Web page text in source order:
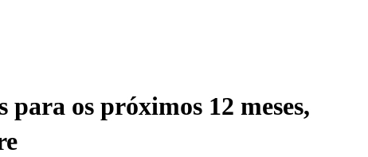
os próximos 12 meses,